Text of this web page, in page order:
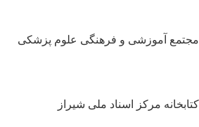
آموزشی و فرهنگی علوم پزشکی
مرکز اسناد ملی شیراز